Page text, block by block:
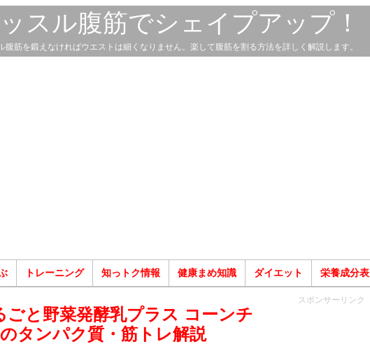
スル腹筋でシェイプアップ！
腹筋を鍛えなければウエストは細くなりません。楽して腹筋を割る方法を詳しく解説します。
トレーニング 知っトク情報 健康まめ知識 ダイエット 栄養成分表
ごと野菜発酵乳プラス コーンチ
タンパク質・筋トレ解説
スポンサーリンク